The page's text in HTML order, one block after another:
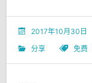
2017年10月30日
分享
免费